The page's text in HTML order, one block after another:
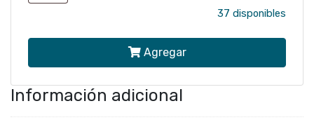
3738-
37 disponibles
Agregar
Información adicional